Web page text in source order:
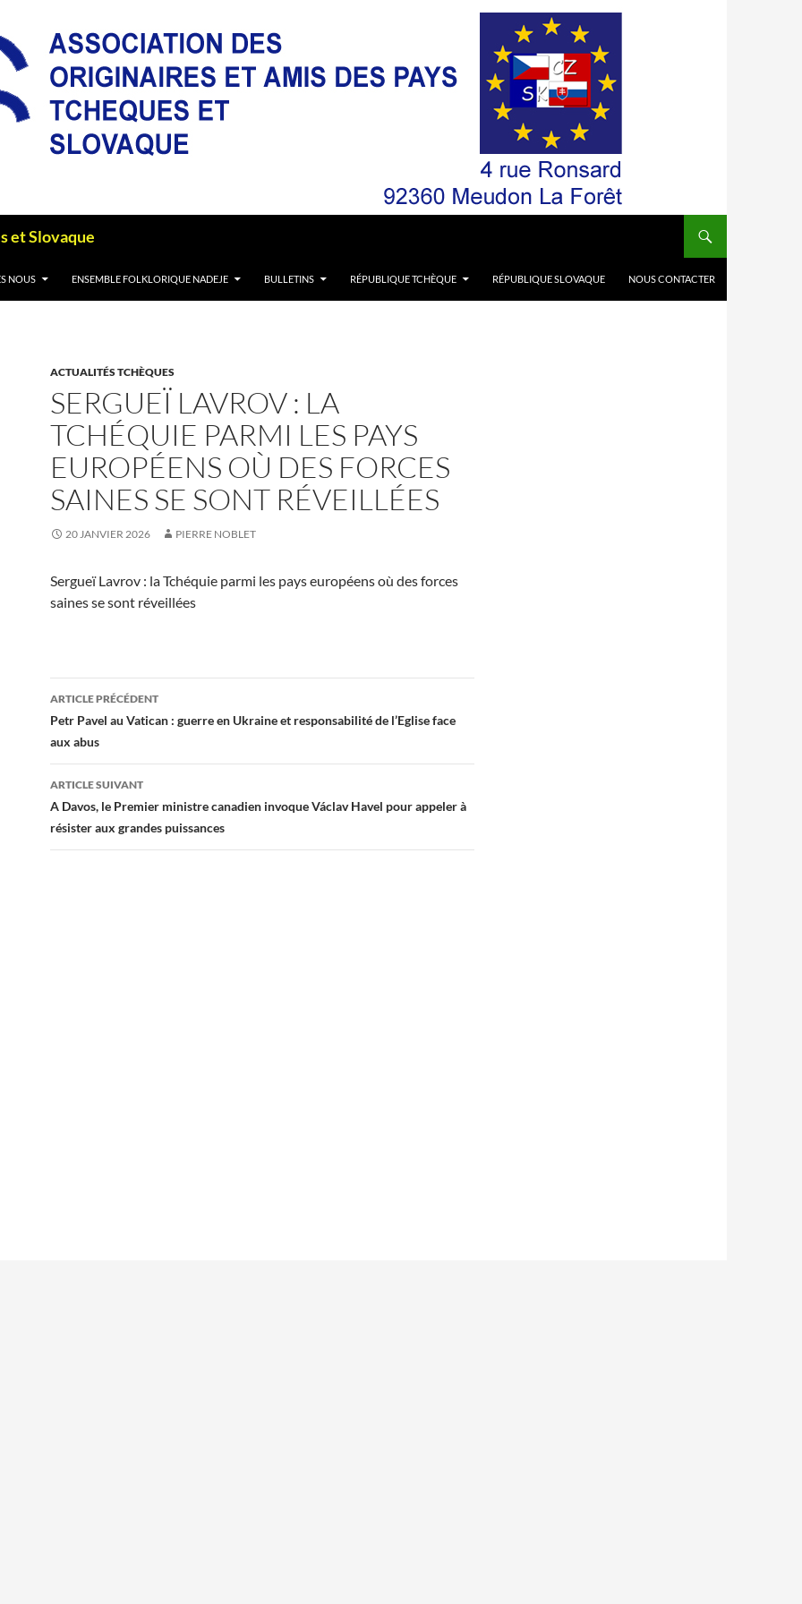
et Slovaque
NOUS ENSEMBLE FOLKLORIQUE NADEJE BULLETINS RÉPUBLIQUE TCHÈQUE RÉPUBLIQUE SLOVAQUE NOUS CONTACTER
ACTUALITÉS TCHÈQUES
SERGUEÏ LAVROV : LA
TCHÉQUIE PARMI LES PAYS
EUROPÉENS OÙ DES FORCES
SAINES SE SONT RÉVEILLÉES
20 JANVIER 2026 PIERRE NOBLET
Sergueï Lavrov : la Tchéquie parmi les pays européens où des forces
saines se sont réveillées
Navigation
des
articles
ARTICLE PRÉCÉDENT
Petr Pavel au Vatican : guerre en Ukraine et responsabilité de l’Eglise face
aux abus
ARTICLE SUIVANT
A Davos, le Premier ministre canadien invoque Václav Havel pour appeler à
résister aux grandes puissances